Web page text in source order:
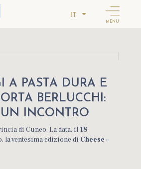
IT
MENU
A PASTA DURA E
BERLUCCHI:
INCONTRO
di Cuneo. La data, il 18
la ventesima edizione di Cheese –